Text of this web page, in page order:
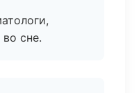
во сне.